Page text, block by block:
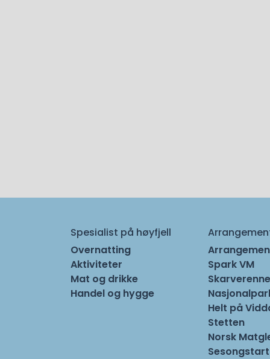
Spesialist på høyfjell
Overnatting
Aktiviteter
Mat og drikke
Handel og hygge
Spark VM
Helt på
Stetten
Norsk